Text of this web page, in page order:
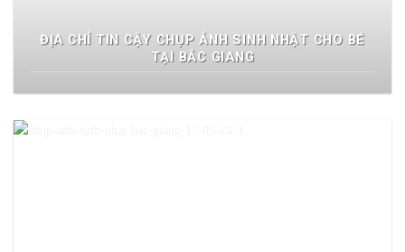
ĐỊA CHỈ TIN CẬY CHỤP ẢNH SINH NHẬT CHO BÉ
TẠI BẮC GIANG